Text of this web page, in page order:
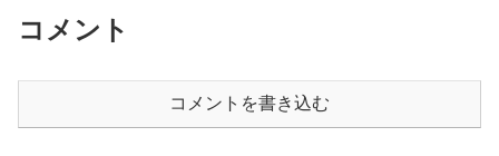
コメント
コメントを書き込む